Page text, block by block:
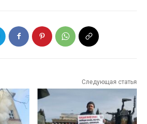
Следующая статья